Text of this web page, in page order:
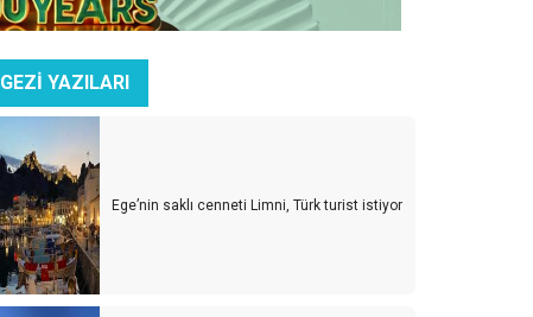
GEZİ YAZILARI
Ege’nin saklı cenneti Limni, Türk turist istiyor